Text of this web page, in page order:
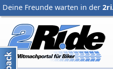
Deine Freunde warten in der